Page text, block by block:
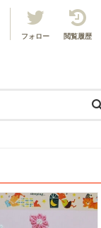
フォロー 閲覧履歴